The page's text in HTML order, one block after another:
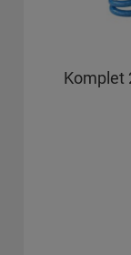
Komplet